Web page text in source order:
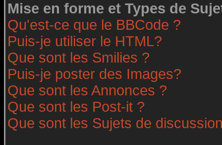
Mise en forme et Types de
Qu'est-ce que le BBCode ?
Puis-je utiliser le HTML?
Que sont les Smilies ?
Puis-je poster des Images?
Que sont les Annonces ?
Que sont les Post-it ?
Que sont les Sujets de